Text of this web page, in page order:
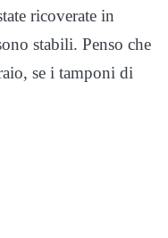
ricoverate in
stabili. Penso che
se i tamponi di